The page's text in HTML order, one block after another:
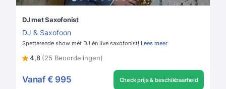
DJ met Saxofonist
DJ & Saxofoon
Spetterende show met DJ én live saxofonist! Lees meer
4,8 (25 Beoordelingen)
Vanaf € 995 Check prijs & beschikbaarheid